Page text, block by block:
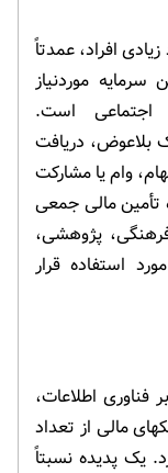
افراد، عمدتاً
سرمایه موردنیاز
اجتماعی است.
بلاعوض، دریافت
وام یا مشارکت
تأمین مالی جمعی
پژوهشی،
استفاده قرار
فناوری اطلاعات،
مالی از تعداد
یک پدیده نسبتاً